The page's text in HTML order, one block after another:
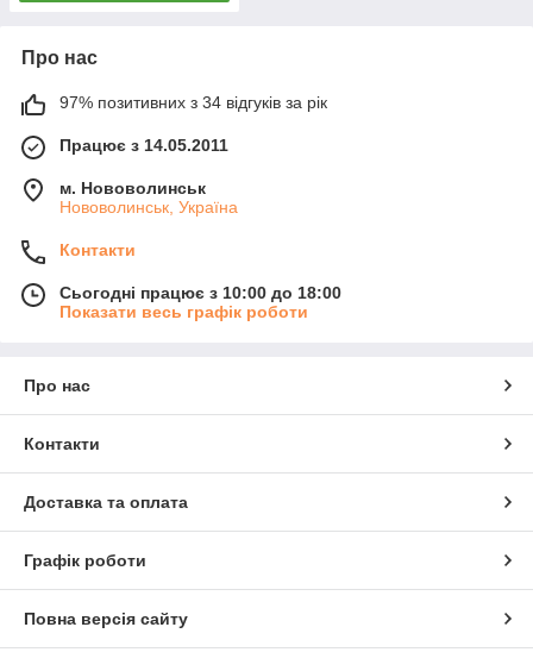
Про нас
97% позитивних з 34 відгуків за рік
Працює з 14.05.2011
м. Нововолинськ
Нововолинськ, Україна
Контакти
Сьогодні працює з 10:00 до 18:00
Показати весь графік роботи
Про нас
Контакти
Доставка та оплата
Графік роботи
Повна версія сайту